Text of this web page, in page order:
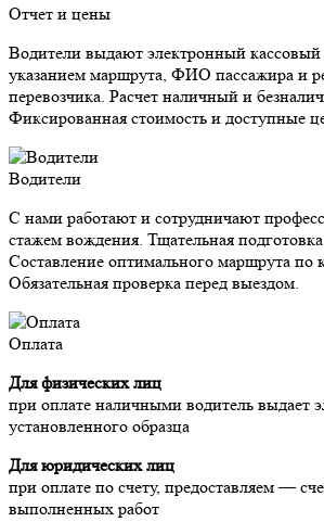
Отчет и цены
Водители выдают электронный кассовый
указанием маршрута, ФИО пассажира и
перевозчика. Расчет наличный и
Фиксированная стоимость и доступные
Водители
С нами работают и сотрудничают
стажем вождения. Тщательная
Составление оптимального маршрута по
Обязательная проверка перед выездом.
Оплата
Для физических лиц
при оплате наличными водитель выдает
установленного образца
Для юридических лиц
при оплате по счету, предоставляем —
выполненных работ